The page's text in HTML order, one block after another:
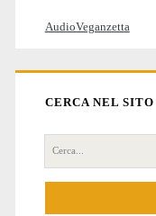
AudioVeganzetta
CERCA NEL SITO
Cerca
per: